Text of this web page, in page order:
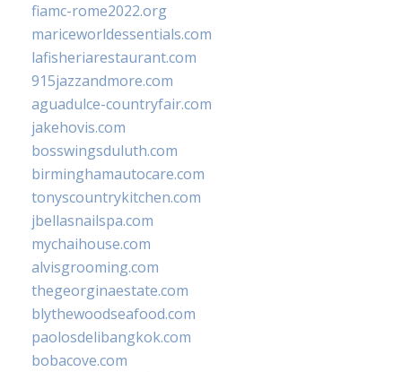
fiamc-rome2022.org
mariceworldessentials.com
lafisheriarestaurant.com
915jazzandmore.com
aguadulce-countryfair.com
jakehovis.com
bosswingsduluth.com
birminghamautocare.com
tonyscountrykitchen.com
jbellasnailspa.com
mychaihouse.com
alvisgrooming.com
thegeorginaestate.com
blythewoodseafood.com
paolosdelibangkok.com
bobacove.com